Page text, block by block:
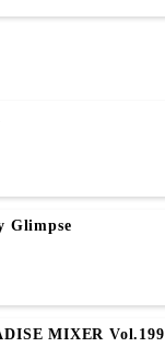
Glimpse
MIXER Vol.199